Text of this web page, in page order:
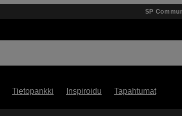
SP
Tietopankki Inspiroidu Tapahtumat